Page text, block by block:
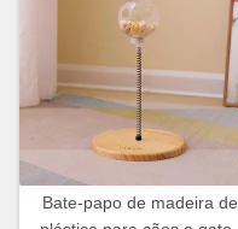
Bate-papo de madeira de